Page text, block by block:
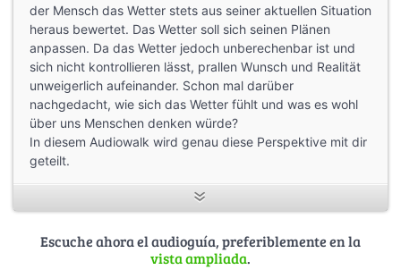
der Mensch das Wetter stets aus seiner aktuellen Situation
heraus bewertet. Das Wetter soll sich seinen Plänen
anpassen. Da das Wetter jedoch unberechenbar ist und
sich nicht kontrollieren lässt, prallen Wunsch und Realität
unweigerlich aufeinander. Schon mal darüber
nachgedacht, wie sich das Wetter fühlt und was es wohl
über uns Menschen denken würde?
In diesem Audiowalk wird genau diese Perspektive mit dir
geteilt.
Escuche ahora el audioguía, preferiblemente en la
vista ampliada.